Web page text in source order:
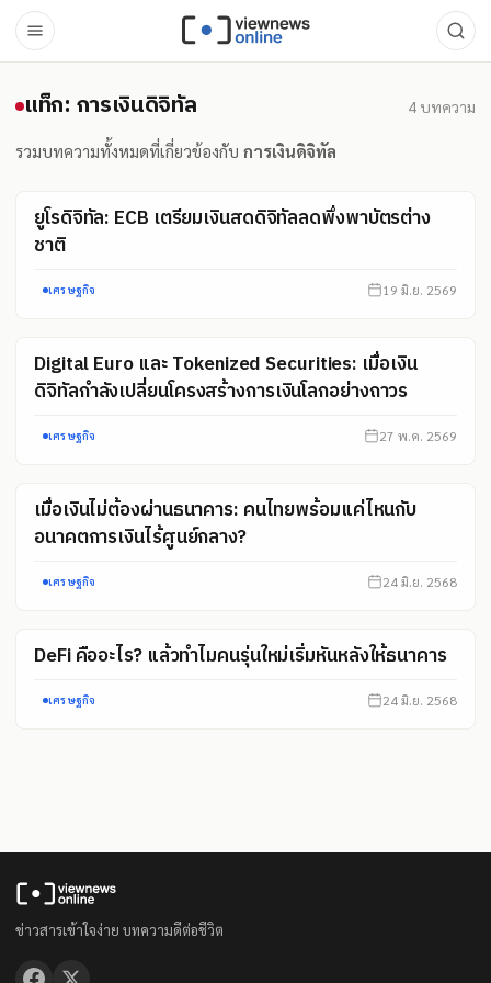
แท็ก: การเงินดิจิทัล
แท็ก: การเงินดิจิทัล 4 บทความ
รวมบทความทั้งหมดที่เกี่ยวข้องกับ การเงินดิจิทัล
ยูโรดิจิทัล: ECB เตรียมเงินสดดิจิทัลลดพึ่งพาบัตรต่าง
ชาติ
เศรษฐกิจ 19 มิ.ย. 2569
Digital Euro และ Tokenized Securities: เมื่อเงิน
ดิจิทัลกำลังเปลี่ยนโครงสร้างการเงินโลกอย่างถาวร
เศรษฐกิจ 27 พ.ค. 2569
เมื่อเงินไม่ต้องผ่านธนาคาร: คนไทยพร้อมแค่ไหนกับ
อนาคตการเงินไร้ศูนย์กลาง?
เศรษฐกิจ 24 มิ.ย. 2568
DeFi คืออะไร? แล้วทำไมคนรุ่นใหม่เริ่มหันหลังให้ธนาคาร
เศรษฐกิจ 24 มิ.ย. 2568
ข่าวสารเข้าใจง่าย บทความดีต่อชีวิต